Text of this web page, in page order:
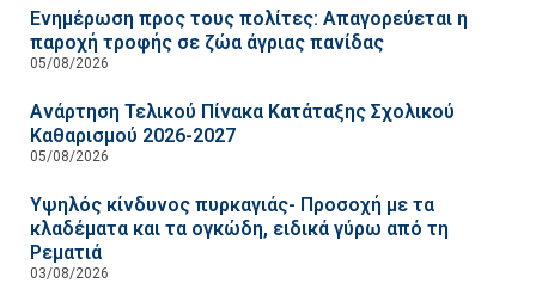
Ενημέρωση προς τους πολίτες: Απαγορεύεται η
παροχή τροφής σε ζώα άγριας πανίδας
05/08/2026
Ανάρτηση Τελικού Πίνακα Κατάταξης Σχολικού
Καθαρισμού 2026-2027
05/08/2026
Υψηλός κίνδυνος πυρκαγιάς- Προσοχή με τα
κλαδέματα και τα ογκώδη, ειδικά γύρω από τη
Ρεματιά
03/08/2026